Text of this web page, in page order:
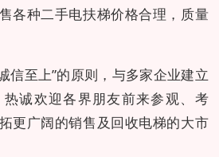
各种二手电扶梯价格合理，质量
信至上”的原则，与多家企业建立
诚欢迎各界朋友前来参观、考
更广阔的销售及回收电梯的大市